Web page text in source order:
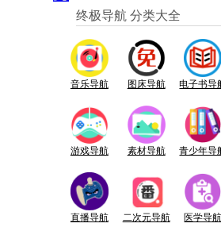
终极导航 分类大全
音乐导航 图床导航 电子书导
游戏导航 素材导航 青少年导
直播导航 二次元导航 医学导航